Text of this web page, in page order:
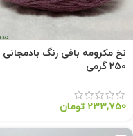
نخ مکرومه بافی رنگ بادمجانی
۲۵۰ گرمی
233,750 تومان